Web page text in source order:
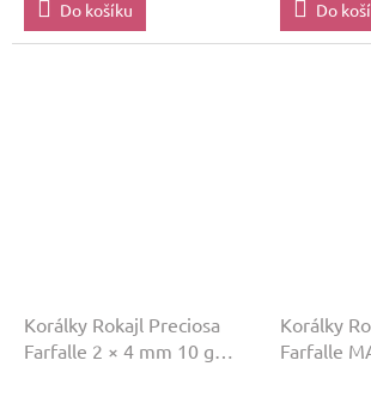
Do košíku Do
Korálky Rokajl Preciosa
Farfalle 2 × 4 mm 10 g
Korálky
Farfalle